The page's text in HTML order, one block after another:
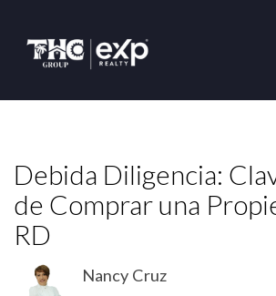
Debida Diligencia:
de Comprar una
RD
Nancy Cruz